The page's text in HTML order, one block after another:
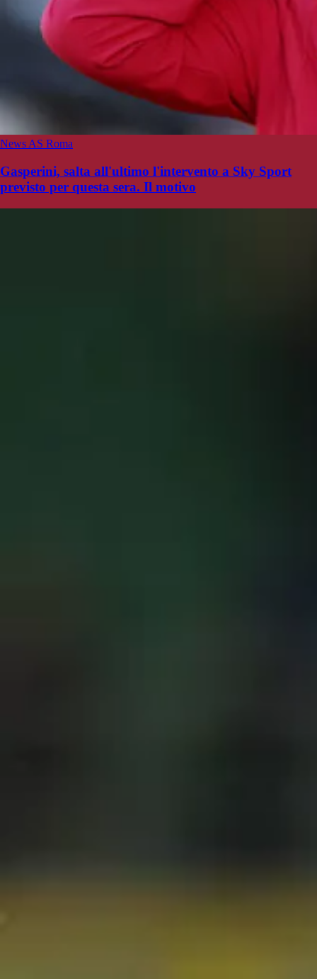
News AS Roma
Gasperini, salta all'ultimo l'intervento a Sky Sport
previsto per questa sera. Il motivo